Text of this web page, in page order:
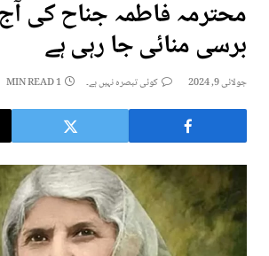
برسی منائی جا رہی ہے
جولائی 9, 2024 کوئی تبصرہ نہیں ہے۔ 1 MIN READ